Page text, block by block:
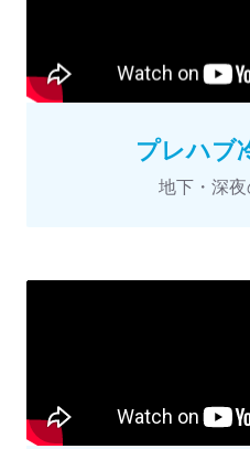
プレハブ
地下・深夜